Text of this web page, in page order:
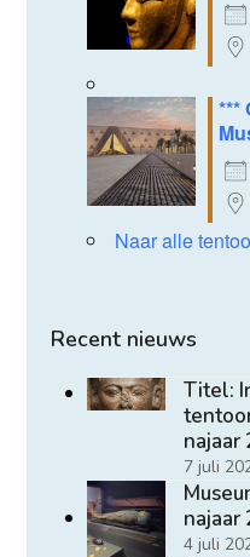
***
Naar alle
Recent nieuws
Titel:
najaar
7 juli
najaar
4 juli